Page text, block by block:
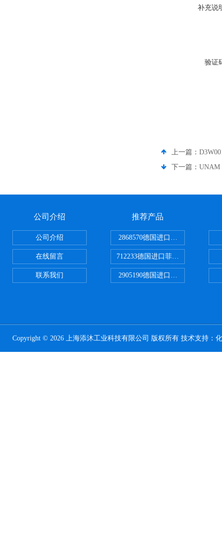
补充说
验证
上一篇：
下一篇： UNAM
公司介绍
公司介绍
在线留言
联系我们
推荐产品
2868570德国进口菲尼克斯电源
712233德国进口菲尼克斯断路器
2905190德国进口菲尼克斯继电器
Copyright © 2026 上海添沐工业科技有限公司 版权所有 技术支持：